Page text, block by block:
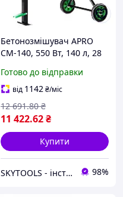
Бетонозмішувач APRO
СМ-140, 550 Вт, 140 л, 28
Готово до відправки
від 1142₴/міс
11 422.62₴
12 691.80 ₴
Купити
SKYTOOLS - інструмент та витратні матеріали 98%